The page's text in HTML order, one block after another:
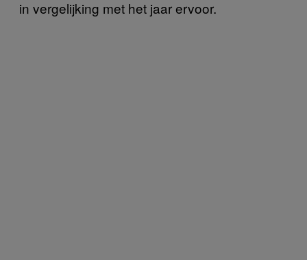
in vergelijking met het jaar ervoor.